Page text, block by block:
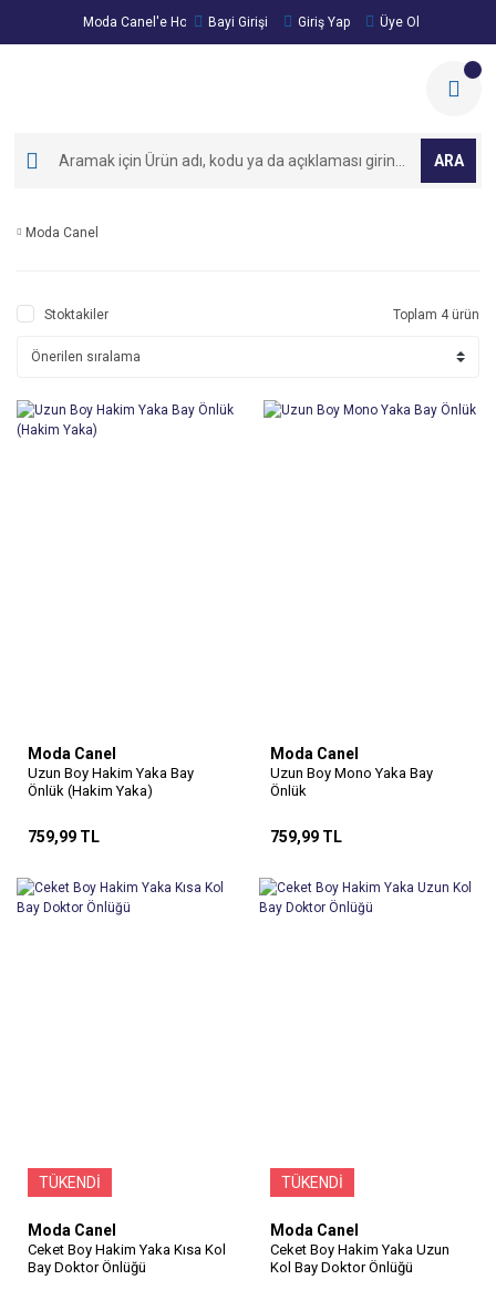
Moda Canel'e Hoşgeldiniz!
Bayi Girişi Giriş Yap Üye Ol
ARA
Moda Canel
Stoktakiler Toplam 4 ürün
Moda Canel
Uzun Boy Hakim Yaka Bay
Önlük (Hakim Yaka)
759,99 TL
Moda Canel
Uzun Boy Mono Yaka Bay
Önlük
759,99 TL
TÜKENDİ
Moda Canel
Ceket Boy Hakim Yaka Kısa Kol
Bay Doktor Önlüğü
TÜKENDİ
Moda Canel
Ceket Boy Hakim Yaka Uzun
Kol Bay Doktor Önlüğü